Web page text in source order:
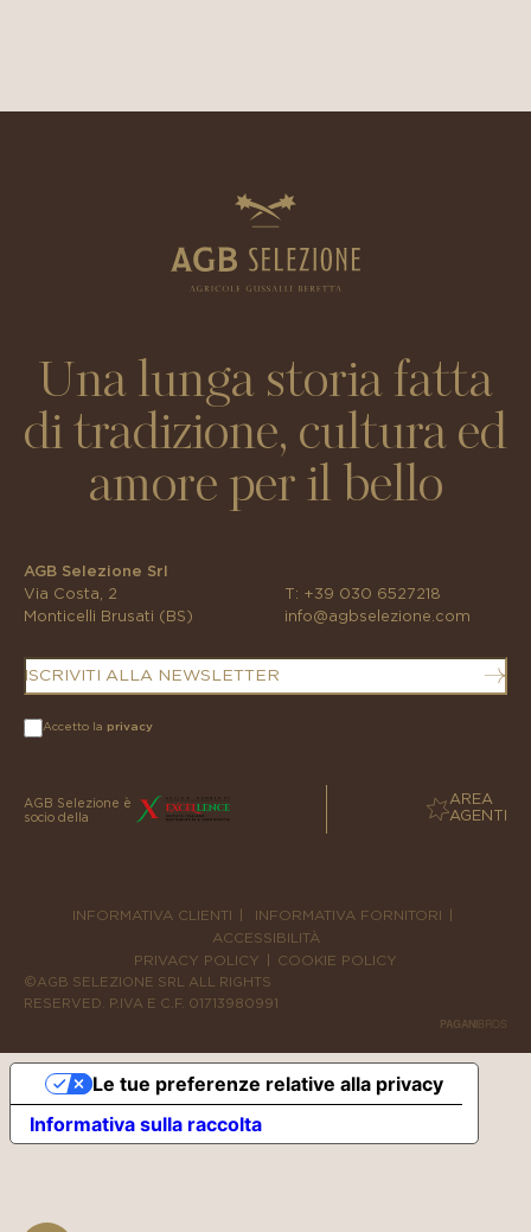
Una lunga storia fatta
di tradizione, cultura ed
amore per il bello
AGB Selezione Srl
Via Costa, 2
Monticelli Brusati (BS)
T: +39 030 6527218
info@agbselezione.com
ISCRIVITI ALLA NEWSLETTER
Accetto la privacy
AGB Selezione è
socio della
AREA
AGENTI
INFORMATIVA CLIENTI INFORMATIVA FORNITORI
ACCESSIBILITÀ
©AGB SELEZIONE SRL ALL RIGHTS
RESERVED. P.IVA E C.F. 01713980991
PRIVACY POLICY COOKIE POLICY
PAGANIBROS
Informativa sulla raccolta
Le tue preferenze relative alla privacy